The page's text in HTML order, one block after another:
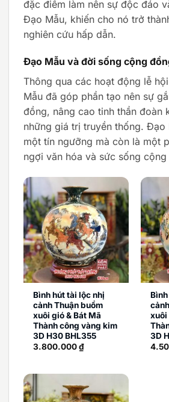
đặc điểm làm nên sự độc đáo
Đạo Mẫu, khiến cho nó trở
nghiên cứu hấp dẫn.
Đạo Mẫu và đời sống cộng
Thông qua các hoạt động lễ
Mẫu đã góp phần tạo nên sự
đồng, nâng cao tinh thần đoàn
những giá trị truyền thống. Đạo
một tín ngưỡng mà còn là một
ngợi văn hóa và sức sống
Bình hút tài lộc nhị
cảnh Thuận buồm
xuôi gió & Bát Mã
Thành công vàng kim
3D H30 BHL355
3.800.000₫
xuôi
3D